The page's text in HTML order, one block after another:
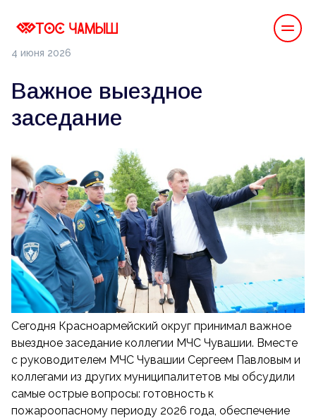
4 июня 2026
Важное выездное
заседание
Сегодня Красноармейский округ принимал важное
выездное заседание коллегии МЧС Чувашии. Вместе
с руководителем МЧС Чувашии Сергеем Павловым и
коллегами из других муниципалитетов мы обсудили
самые острые вопросы: готовность к
пожароопасному периоду 2026 года, обеспечение